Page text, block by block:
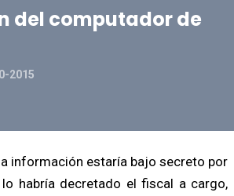
del computador de
2015
información estaría bajo secreto por
habría decretado el fiscal a cargo,